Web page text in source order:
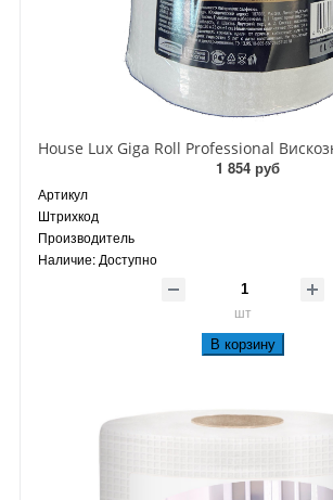
1 854 руб
Артикул
Штрихкод
Производитель
Наличие: Доступно
шт
В корзину